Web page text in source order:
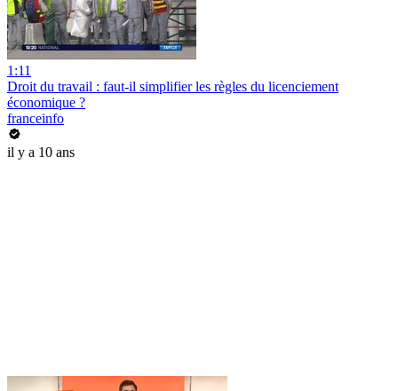
1:11
Droit du travail : faut-il simplifier les règles du licenciement
économique ?
franceinfo
il y a 10 ans